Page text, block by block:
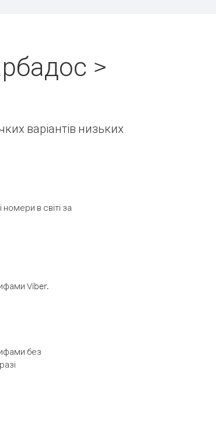
>
варіантів низьких
в світі за
Viber.
без